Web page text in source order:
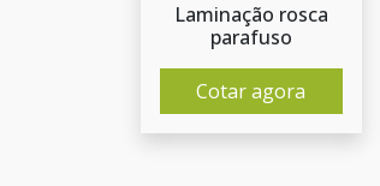
Laminação rosca
parafuso
Cotar agora